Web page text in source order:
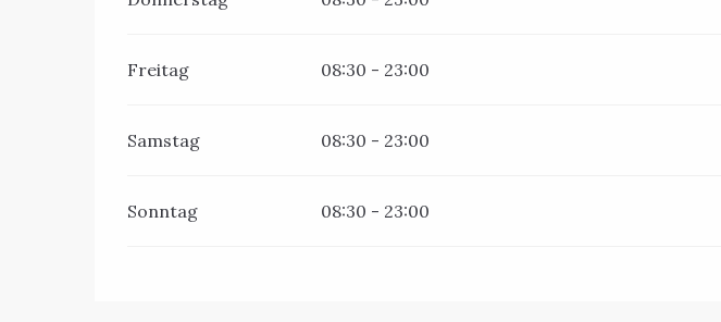
Freitag 08:30 - 23:00
Samstag 08:30 - 23:00
Sonntag 08:30 - 23:00